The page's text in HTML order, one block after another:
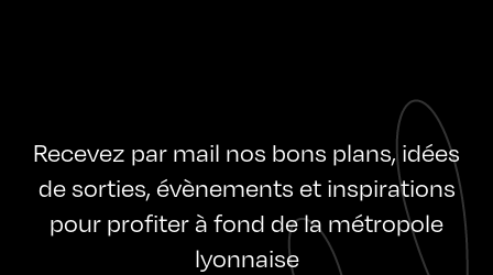
Recevez par mail nos bons plans, idées
de sorties, évènements et inspirations
pour profiter à fond de la métropole
lyonnaise